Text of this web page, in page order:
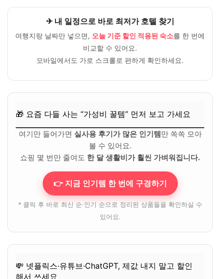
✈ 내 일정으로 바로 최저가 호텔 찾기
여행지랑 날짜만 넣으면, 오늘 기준 할인 적용된 숙소를 한 번에
비교할 수 있어요.
모바일에서도 가로 스크롤로 편하게 확인하세요.
🎁 요즘 다들 사는 “가성비 꿀템” 먼저 보고 가세요
여기만 들어가면 실사용 후기가 많은 인기템만 쏙쏙 모아
볼 수 있어요.
쇼핑 몇 번만 줄여도 한 달 생활비가 훨씬 가벼워집니다.
👉 지금 인기템 한 번에 구경하기
* 클릭 후 바로 최신 순·인기 순으로 정리된 상품들을 확인하실 수
있어요.
💸 넷플릭스·유튜브·ChatGPT, 제값 내지 말고 할인
해서 쓰세요